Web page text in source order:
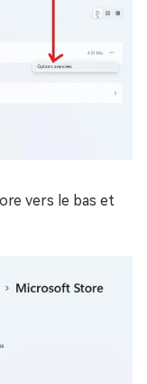
vers le bas et